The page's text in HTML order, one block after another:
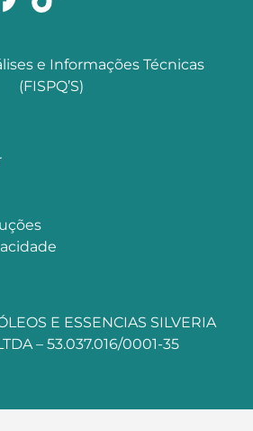
e Informações Técnicas
(FISPQ’S)
E ESSENCIAS SILVERIA
– 53.037.016/0001-35